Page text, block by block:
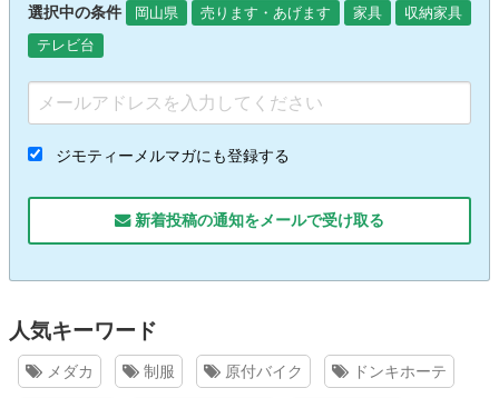
選択中の条件 岡山県 売ります・あげます 家具
収納家具
テレビ台
ジモティーメルマガにも登録する
新着投稿の通知をメールで受け取る
人気キーワード
メダカ 制服 原付バイク ドンキホーテ